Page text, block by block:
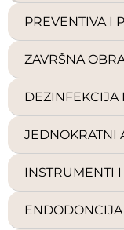
PREVENTIVA I
ZAVRŠNA
DEZINFEKCIJA
JEDNOKRATNI
INSTRUMENTI
ENDODONCIJA